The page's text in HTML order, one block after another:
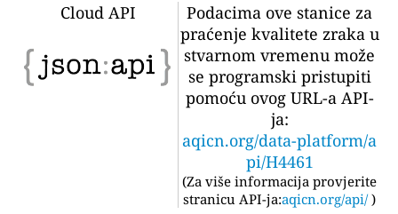
Cloud API
Podacima ove stanice za
praćenje kvalitete zraka u
stvarnom vremenu može
se programski pristupiti
pomoću ovog URL-a API-
ja:
aqicn.org/data-platform/a
pi/H4461
(Za više informacija provjerite
stranicu API-ja:aqicn.org/api/ )